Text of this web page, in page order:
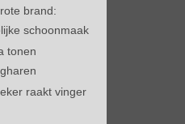
brand:
schoonmaak
tonen
raakt vinger